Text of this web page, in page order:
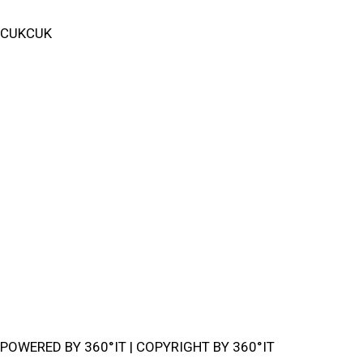
CUKCUK
POWERED BY 360°IT | COPYRIGHT BY 360°IT